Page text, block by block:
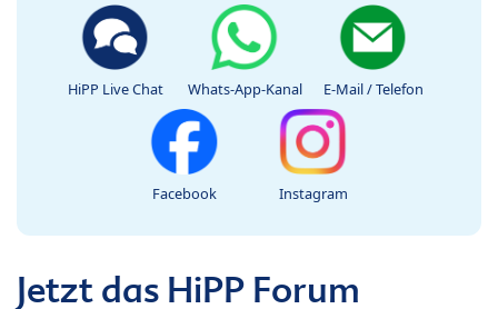
HiPP Live Chat Whats-App-Kanal E-Mail / Telefon
Facebook Instagram
Jetzt das HiPP Forum